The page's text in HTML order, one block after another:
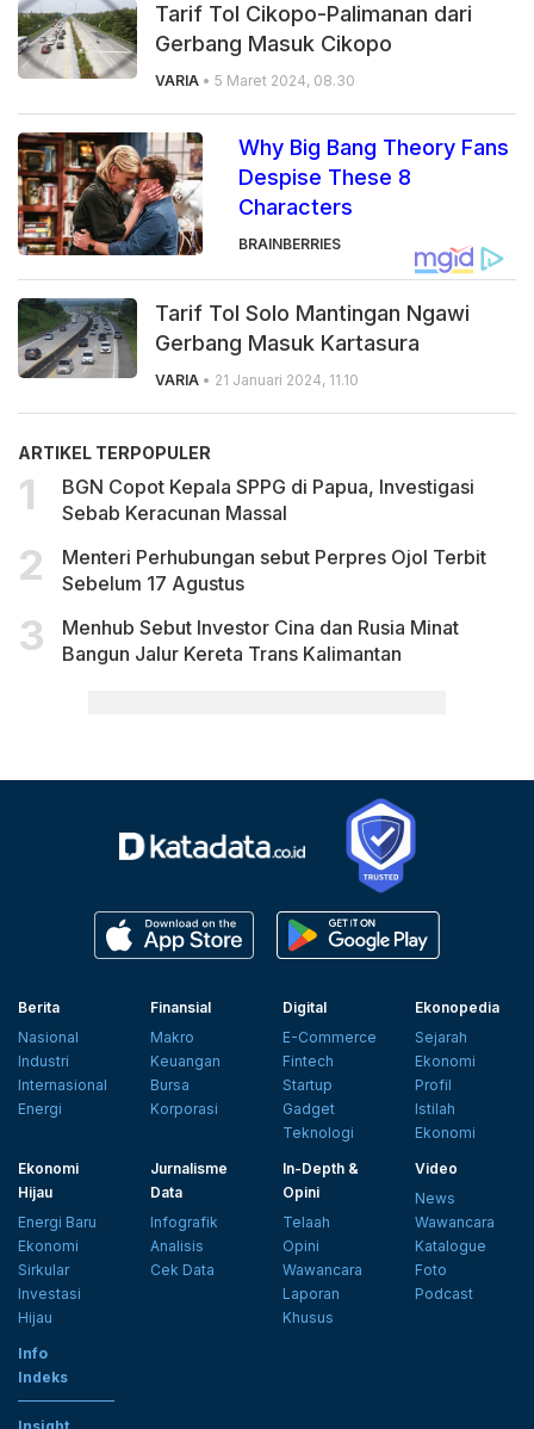
Tarif Tol Cikopo-Palimanan dari
Gerbang Masuk Cikopo
VARIA • 5 Maret 2024, 08.30
Why Big Bang Theory Fans
Despise These 8
Characters
BRAINBERRIES
Tarif Tol Solo Mantingan Ngawi
Gerbang Masuk Kartasura
VARIA • 21 Januari 2024, 11.10
ARTIKEL TERPOPULER
BGN Copot Kepala SPPG di Papua, Investigasi
Sebab Keracunan Massal
Menteri Perhubungan sebut Perpres Ojol Terbit
Sebelum 17 Agustus
Menhub Sebut Investor Cina dan Rusia Minat
Bangun Jalur Kereta Trans Kalimantan
Berita
Nasional
Industri
Internasional
Energi
Finansial
Makro
Keuangan
Bursa
Korporasi
Digital
E-Commerce
Fintech
Startup
Gadget
Teknologi
Ekonopedia
Sejarah
Ekonomi
Profil
Istilah
Ekonomi
Ekonomi
Hijau
Energi Baru
Ekonomi
Sirkular
Investasi
Hijau
Jurnalisme
Data
Infografik
Analisis
Cek Data
In-Depth &
Opini
Telaah
Opini
Wawancara
Laporan
Khusus
Video
News
Wawancara
Katalogue
Foto
Podcast
Info
Indeks